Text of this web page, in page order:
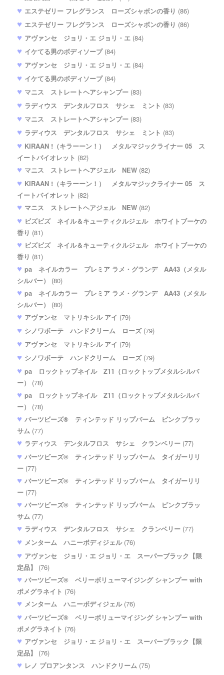
エステゼリー フレグランス ローズシャボンの香り (86)
エステゼリー フレグランス ローズシャボンの香り (86)
アヴァンセ ジョリ・エ ジョリ・エ (84)
イケてる男のボディソープ(84)
アヴァンセ ジョリ・エ ジョリ・エ (84)
イケてる男のボディソープ(84)
マニス ストレートヘアシャンプー (83)
ラディウス デンタルフロス サシェ ミント (83)
マニス ストレートヘアシャンプー (83)
ラディウス デンタルフロス サシェ ミント (83)
KIRAAN !（キラーーン！） メタルマジックライナー 05 ス
イートバイオレット (82)
マニス ストレートヘアジェル NEW (82)
KIRAAN !（キラーーン！） メタルマジックライナー 05 ス
イートバイオレット (82)
マニス ストレートヘアジェル NEW (82)
ビズビズ ネイル＆キューティクルジェル ホワイトブーケの
香り (81)
ビズビズ ネイル＆キューティクルジェル ホワイトブーケの
香り (81)
pa ネイルカラー プレミア ラメ・グランデ AA43（メタル
シルバー）
(80)
pa ネイルカラー プレミア ラメ・グランデ AA43（メタル
シルバー）
(80)
アヴァンセ マトリキシル アイ (79)
シノワボーテ ハンドクリーム ローズ(79)
アヴァンセ マトリキシル アイ (79)
シノワボーテ ハンドクリーム ローズ(79)
pa ロックトップネイル Z11（ロックトップメタルシルバ
ー）
(78)
pa ロックトップネイル Z11（ロックトップメタルシルバ
ー）
(78)
バーツビーズ® ティンテッド リップバーム ピンクブラッ
サム (77)
ラディウス デンタルフロス サシェ クランベリー (77)
バーツビーズ® ティンテッド リップバーム タイガーリリ
ー (77)
バーツビーズ® ティンテッド リップバーム タイガーリリ
ー (77)
バーツビーズ® ティンテッド リップバーム ピンクブラッ
サム (77)
ラディウス デンタルフロス サシェ クランベリー (77)
メンターム ハニーボディジェル(76)
アヴァンセ ジョリ・エ ジョリ・エ スーパーブラック【限
定品】
(76)
バーツビーズ® ベリーボリューマイジング シャンプー with
ポメグラネイト (76)
メンターム ハニーボディジェル(76)
バーツビーズ® ベリーボリューマイジング シャンプー with
ポメグラネイト (76)
アヴァンセ ジョリ・エ ジョリ・エ スーパーブラック【限
定品】
(76)
レノ プロアンタンス ハンドクリーム (75)